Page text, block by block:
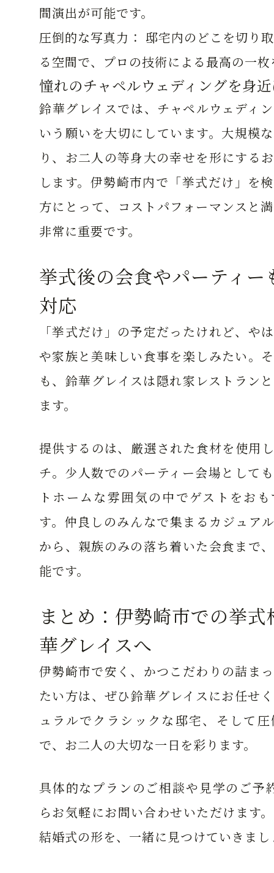
間演出が可能です。
圧倒的な写真力： 邸宅内のどこを切り
る空間で、プロの技術による最高の一
憧れのチャペルウェディングを身
鈴華グレイスでは、チャペルウェディ
いう願いを大切にしています。大規模
り、お二人の等身大の幸せを形にする
します。伊勢崎市内で「挙式だけ」を
方にとって、コストパフォーマンスと
非常に重要です。
挙式後の会食やパーティー
対応
「挙式だけ」の予定だったけれど、や
や家族と美味しい食事を楽しみたい。
も、鈴華グレイスは隠れ家レストラン
ます。
提供するのは、厳選された食材を使用
チ。少人数でのパーティー会場として
トホームな雰囲気の中でゲストをお
す。仲良しのみんなで集まるカジュア
から、親族のみの落ち着いた会食まで
能です。
まとめ：伊勢崎市での挙
華グレイスへ
伊勢崎市で安く、かつこだわりの詰ま
たい方は、ぜひ鈴華グレイスにお任せ
ュラルでクラシックな邸宅、そして
で、お二人の大切な一日を彩ります。
具体的なプランのご相談や見学のご予
らお気軽にお問い合わせいただけます
結婚式の形を、一緒に見つけていきま